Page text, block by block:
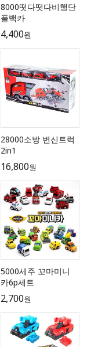
8000떳다떳다비행단
풀백카
4,400원
28000소방 변신트럭
2in1
16,800원
5000세주 꼬마미니
카6p세트
2,700원